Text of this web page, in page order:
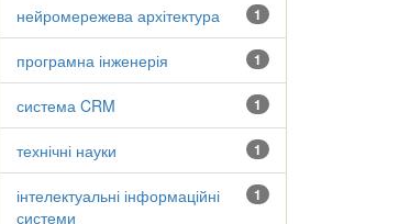
1
нейромережева архітектура
1
програмна інженерія
1
система CRM
1
технічні науки
1
інтелектуальні інформаційні
системи